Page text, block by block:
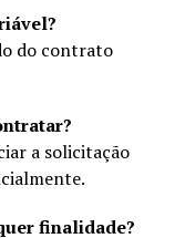
do contrato
a solicitação
finalidade?